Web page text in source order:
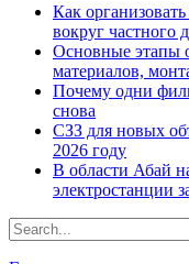
Как
вокруг частного
Основные этапы
материалов,
Почему одни
снова
СЗЗ для новых
2026 году
В области Абай
электростанции